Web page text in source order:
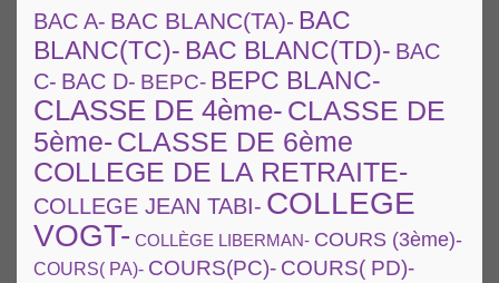
BAC A- BAC BLANC(TA)- BAC
BLANC(TC)- BAC BLANC(TD)- BAC
C- BAC D- BEPC- BEPC BLANC-
CLASSE DE 4ème- CLASSE DE
5ème-CLASSE DE 6ème
COLLEGE DE LA RETRAITE-
COLLEGE JEAN TABI- COLLEGE
VOGT- COLLÈGE LIBERMAN- COURS (3ème)-
COURS( PA)- COURS(PC)- COURS( PD)-